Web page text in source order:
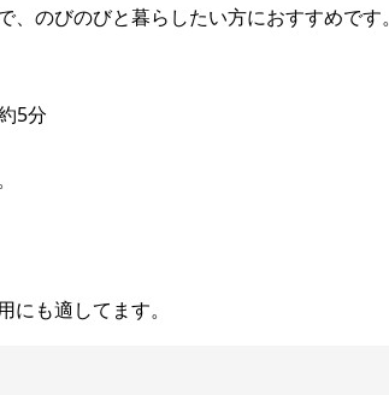
のびのびと暮らしたい方におすすめです。
5分
も適してます。